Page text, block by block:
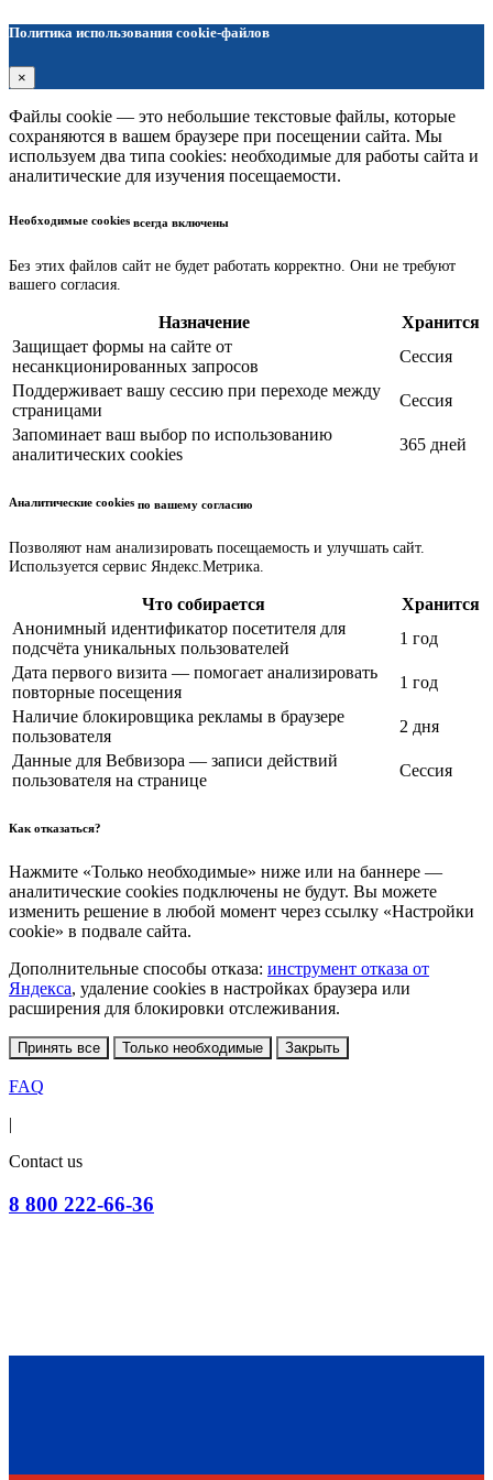
Политика использования cookie-файлов
×
Файлы cookie — это небольшие текстовые файлы, которые
сохраняются в вашем браузере при посещении сайта. Мы
используем два типа cookies: необходимые для работы сайта и
аналитические для изучения посещаемости.
Необходимые cookies всегда включены
Без этих файлов сайт не будет работать корректно. Они не требуют
вашего согласия.
Назначение
Хранится
Защищает формы на сайте от
несанкционированных запросов
Сессия
Поддерживает вашу сессию при переходе между
страницами
Сессия
Запоминает ваш выбор по использованию
аналитических cookies
365 дней
Аналитические cookies по вашему согласию
Позволяют нам анализировать посещаемость и улучшать сайт.
Используется сервис Яндекс.Метрика.
Что собирается
Хранится
Анонимный идентификатор посетителя для
подсчёта уникальных пользователей
1 год
Дата первого визита — помогает анализировать
повторные посещения
1 год
Наличие блокировщика рекламы в браузере
пользователя
2 дня
Данные для Вебвизора — записи действий
пользователя на странице
Сессия
Как отказаться?
Нажмите «Только необходимые» ниже или на баннере —
аналитические cookies подключены не будут. Вы можете
изменить решение в любой момент через ссылку «Настройки
cookie» в подвале сайта.
Дополнительные способы отказа: инструмент отказа от
Яндекса, удаление cookies в настройках браузера или
расширения для блокировки отслеживания.
Принять все Только необходимые Закрыть
FAQ
|
Contact us
8 800 222-66-36